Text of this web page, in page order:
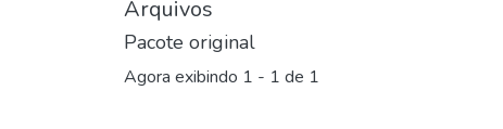
Arquivos
Pacote original
Agora exibindo 1 - 1 de 1